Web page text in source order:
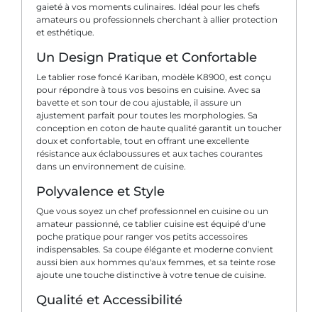
gaieté à vos moments culinaires. Idéal pour les chefs
amateurs ou professionnels cherchant à allier protection
et esthétique.
Un Design Pratique et Confortable
Le tablier rose foncé Kariban, modèle K8900, est conçu
pour répondre à tous vos besoins en cuisine. Avec sa
bavette et son tour de cou ajustable, il assure un
ajustement parfait pour toutes les morphologies. Sa
conception en coton de haute qualité garantit un toucher
doux et confortable, tout en offrant une excellente
résistance aux éclaboussures et aux taches courantes
dans un environnement de cuisine.
Polyvalence et Style
Que vous soyez un chef professionnel en cuisine ou un
amateur passionné, ce tablier cuisine est équipé d'une
poche pratique pour ranger vos petits accessoires
indispensables. Sa coupe élégante et moderne convient
aussi bien aux hommes qu'aux femmes, et sa teinte rose
ajoute une touche distinctive à votre tenue de cuisine.
Qualité et Accessibilité